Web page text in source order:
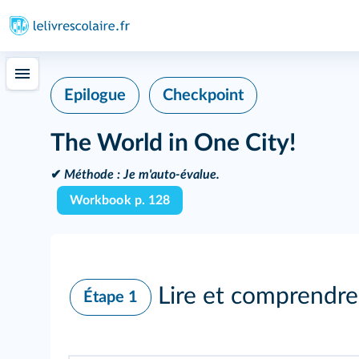
Epilogue Checkpoint
The World in One City!
✔ Méthode : Je m'auto-évalue.
Workbook p. 128
Étape 1 Lire et comprendre